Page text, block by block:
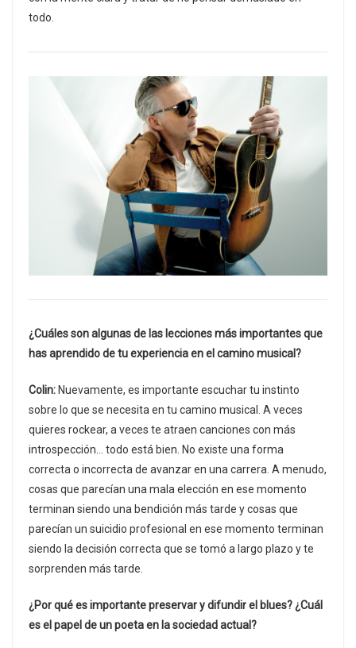
todo.
¿Cuáles son algunas de las lecciones más importantes que
has aprendido de tu experiencia en el camino musical?
Colin: Nuevamente, es importante escuchar tu instinto
sobre lo que se necesita en tu camino musical. A veces
quieres rockear, a veces te atraen canciones con más
introspección… todo está bien. No existe una forma
correcta o incorrecta de avanzar en una carrera. A menudo,
cosas que parecían una mala elección en ese momento
terminan siendo una bendición más tarde y cosas que
parecían un suicidio profesional en ese momento terminan
siendo la decisión correcta que se tomó a largo plazo y te
sorprenden más tarde.
¿Por qué es importante preservar y difundir el blues? ¿Cuál
es el papel de un poeta en la sociedad actual?